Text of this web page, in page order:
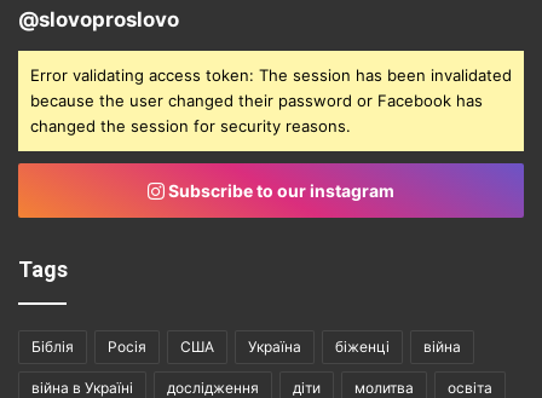
@slovoproslovo
Error validating access token: The session has been invalidated
because the user changed their password or Facebook has
changed the session for security reasons.
Subscribe to our instagram
Tags
Біблія Росія США Україна біженці війна
війна в Україні дослідження діти молитва освіта